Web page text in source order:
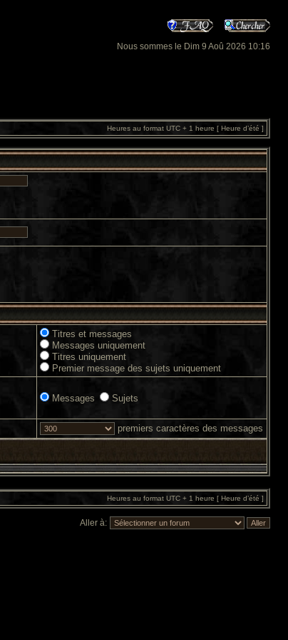
Nous sommes le Dim 9 Aoû 2026 10:16
Heures au format UTC + 1 heure [ Heure d’été ]
Titres et messages
Messages uniquement
Titres uniquement
Premier message des sujets uniquement
Messages Sujets
premiers caractères des messages
Heures au format UTC + 1 heure [ Heure d’été ]
Aller à: